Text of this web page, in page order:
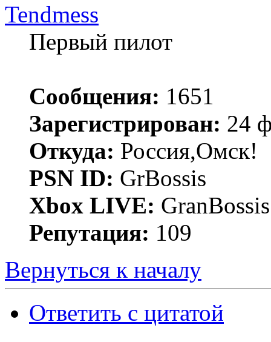
Tendmess
Первый пилот
Сообщения: 1651
Зарегистрирован: 24
Откуда: Россия,Омск!
PSN ID: GrBossis
Xbox LIVE: GranBossis
Репутация: 109
Вернуться к началу
Ответить с цитатой